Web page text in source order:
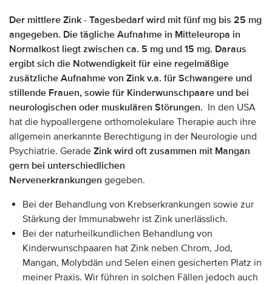
Der mittlere Zink - Tagesbedarf wird mit fünf mg bis 25 mg
angegeben. Die tägliche Aufnahme in Mitteleuropa in
Normalkost liegt zwischen ca. 5 mg und 15 mg. Daraus
ergibt sich die Notwendigkeit für eine regelmäßige
zusätzliche Aufnahme von Zink v.a. für Schwangere und
stillende Frauen, sowie für Kinderwunschpaare und bei
neurologischen oder muskulären Störungen. In den USA
hat die hypoallergene orthomolekulare Therapie auch ihre
allgemein anerkannte Berechtigung in der Neurologie und
Psychiatrie. Gerade Zink wird oft zusammen mit Mangan
gern bei unterschiedlichen
Nervenerkrankungen gegeben.
Bei der Behandlung von Krebserkrankungen sowie zur
Stärkung der Immunabwehr ist Zink unerlässlich.
Bei der naturheilkundlichen Behandlung von
Kinderwunschpaaren hat Zink neben Chrom, Jod,
Mangan, Molybdän und Selen einen gesicherten Platz in
meiner Praxis. Wir führen in solchen Fällen jedoch auch